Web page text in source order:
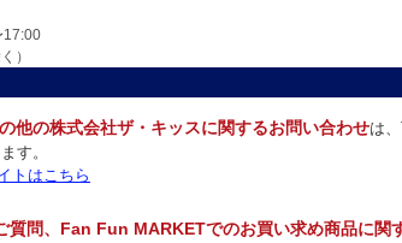
）
他の株式会社ザ・キッスに関するお問い合わせは
す。
トはこちら
問、Fan Fun MARKETでのお買い求め商品に関